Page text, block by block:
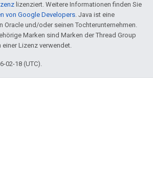
lizenziert. Weitere Informationen finden Sie
von Google Developers. Java ist eine
Oracle und/oder seinen Tochterunternehmen.
Marken sind Marken der Thread Group
einer Lizenz verwendet.
02-18 (UTC).